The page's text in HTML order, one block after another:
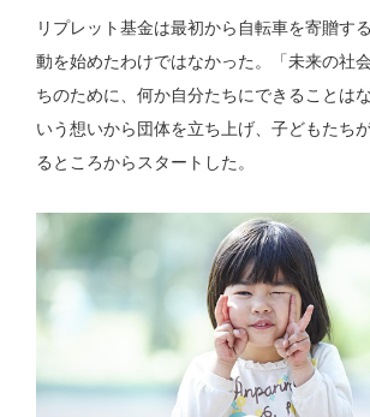
リプレット基金は最初から自転車を寄贈す
動を始めたわけではなかった。「未来の社
ちのために、何か自分たちにできることは
いう想いから団体を立ち上げ、子どもたち
るところからスタートした。